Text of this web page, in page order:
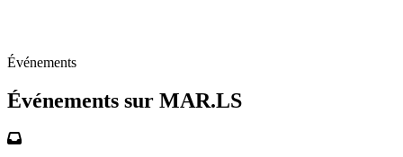
Événements
Événements sur MAR.LS